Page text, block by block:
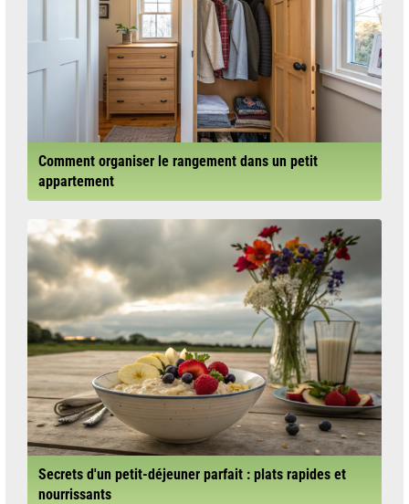
Comment organiser le rangement dans un petit
appartement
Secrets d'un petit-déjeuner parfait : plats rapides et
nourrissants